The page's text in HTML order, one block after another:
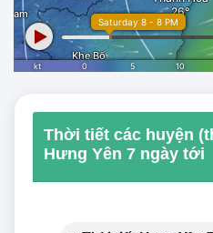
Thời tiết các huyện
Hưng Yên 7 ngày tới